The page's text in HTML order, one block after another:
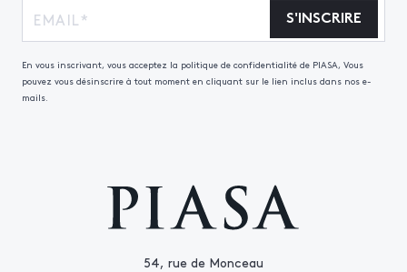
54, rue de Monceau
S'INSCRIRE
En vous inscrivant, vous acceptez la politique de confidentialité de PIASA, Vous
pouvez vous désinscrire à tout moment en cliquant sur le lien inclus dans nos e-
mails.